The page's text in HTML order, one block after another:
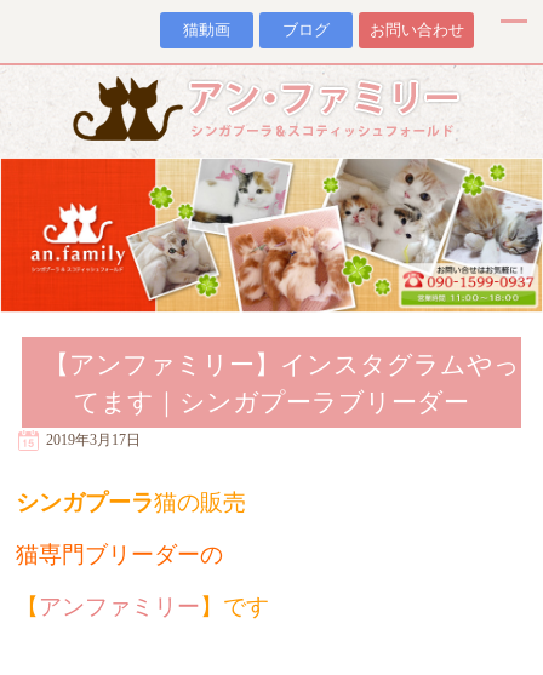
猫動画 ブログ お問い合わせ
【アンファミリー】インスタグラムやっ
てます｜シンガプーラブリーダー
2019年3月17日
シンガプーラ猫の販売
猫専門ブリーダーの
【 アンファミリー】です